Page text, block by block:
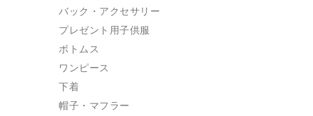
バック・アクセサリー
プレゼント用子供服
ボトムス
ワンピース
下着
帽子・マフラー